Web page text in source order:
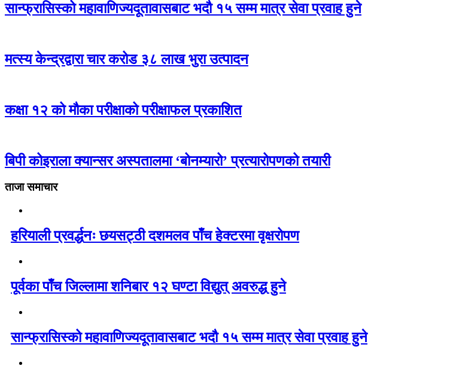
सान्फ्रासिस्को महावाणिज्यदूतावासबाट भदौ १५ सम्म मात्र सेवा प्रवाह हुने
मत्स्य केन्द्रद्वारा चार करोड ३८ लाख भुरा उत्पादन
कक्षा १२ को मौका परीक्षाको परीक्षाफल प्रकाशित
बिपी कोइराला क्यान्सर अस्पतालमा ‘बोनम्यारो’ प्रत्यारोपणको तयारी
ताजा समाचार
हरियाली प्रवर्द्धनः छयसट्ठी दशमलव पाँच हेक्टरमा वृक्षरोपण
पूर्वका पाँच जिल्लामा शनिबार १२ घण्टा विद्युत् अवरुद्ध हुने
सान्फ्रासिस्को महावाणिज्यदूतावासबाट भदौ १५ सम्म मात्र सेवा प्रवाह हुने